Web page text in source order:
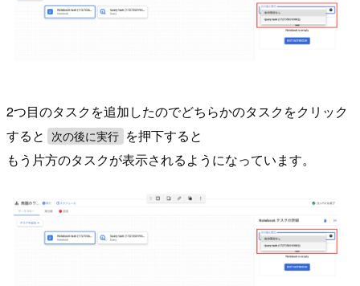
2つ目のタスクを追加したのでどちらかのタスクをクリック
すると
次の後に実行
を押下すると
もう片方のタスクが表示されるようになっています。